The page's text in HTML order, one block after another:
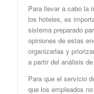
Para llevar a cabo la
los hoteles, es
sistema preparado
opiniones de estas
organizarlas y
a partir del análisis
Para que el servicio
que los empleados